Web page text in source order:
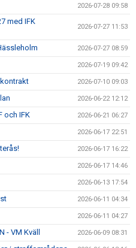
2026-07-28 09:58
med IFK
2026-07-27 11:53
2026-07-27 08:59
2026-07-19 09:42
2026-07-10 09:03
2026-06-22 12:12
och IFK 2026-06-21 06:27
2026-06-17 22:51
2026-06-17 16:22
2026-06-17 14:46
2026-06-13 17:54
2026-06-11 04:34
2026-06-11 04:27
- VM Kväll 2026-06-09 08:31